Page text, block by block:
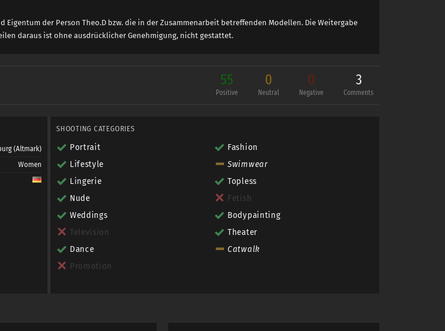
der Person Theo.D bzw. die in der Zusammenarbeit betreffenden Modellen. Die Weitergabe
daraus ist ohne ausdrücklicher Genehmigung, nicht gestattet.
55
Positive
0
Neutral
0
Negative
3
Comments
(Altmark)
Women
SHOOTING CATEGORIES
Portrait
Lifestyle
Lingerie
Nude
Weddings
Television
Dance
Promotion
Fashion
Swimwear
Topless
Fetish
Bodypainting
Theater
Catwalk